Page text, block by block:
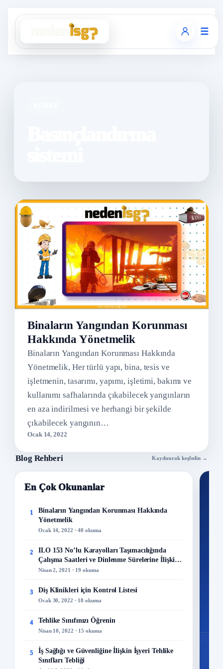
☰
Binaların Yangından Korunması
Hakkında Yönetmelik
Binaların Yangından Korunması Hakkında
Yönetmelik, Her türlü yapı, bina, tesis ve
işletmenin, tasarımı, yapımı, işletimi, bakımı ve
kullanımı safhalarında çıkabilecek yangınların
en aza indirilmesi ve herhangi bir şekilde
çıkabilecek yangının…
Ocak 14, 2022
Blog Rehberi Kaydırarak keşfedin →
En Çok Okunanlar
1
Binaların Yangından Korunması Hakkında
Yönetmelik
Ocak 14, 2022 · 40 okuma
2
ILO 153 No’lu Karayolları Taşımacılığında
Çalışma Saatleri ve Dinlenme Sürelerine İlişkin
Sözleşme
Nisan 2, 2021 · 19 okuma
3 Diş Klinikleri için Kontrol Listesi
Ocak 30, 2022 · 18 okuma
4 Tehlike Sınıfınızı Öğrenin
Nisan 10, 2022 · 15 okuma
5
İş Sağlığı ve Güvenliğine İlişkin İşyeri Tehlike
Sınıfları Tebliği